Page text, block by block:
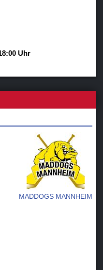
Uhr
MADDOGS MANNHEIM